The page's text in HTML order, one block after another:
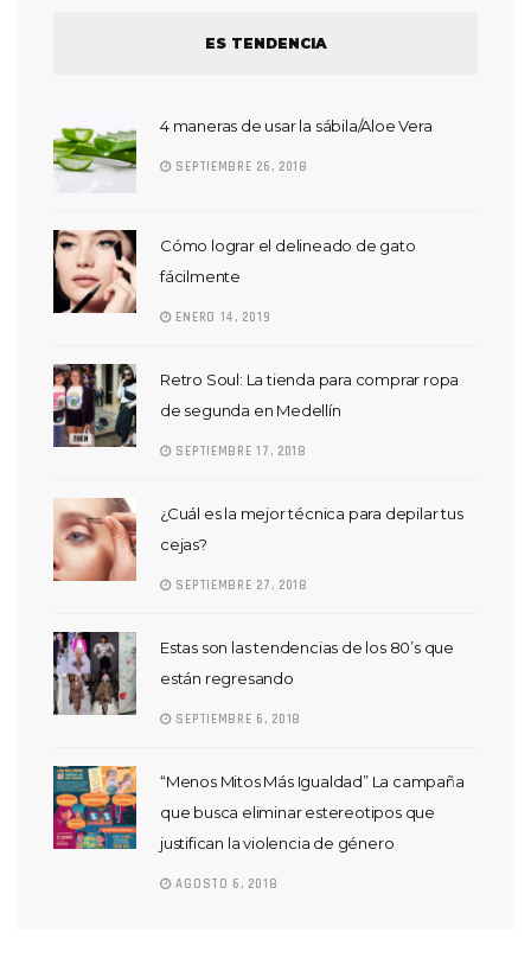
ES TENDENCIA
4 maneras de usar la sábila/Aloe Vera
SEPTIEMBRE 26, 2018
Cómo lograr el delineado de gato
fácilmente
ENERO 14, 2019
Retro Soul: La tienda para comprar ropa
de segunda en Medellín
SEPTIEMBRE 17, 2018
¿Cuál es la mejor técnica para depilar tus
cejas?
SEPTIEMBRE 27, 2018
Estas son las tendencias de los 80’s que
están regresando
SEPTIEMBRE 6, 2018
“Menos Mitos Más Igualdad” La campaña
que busca eliminar estereotipos que
justifican la violencia de género
AGOSTO 6, 2018